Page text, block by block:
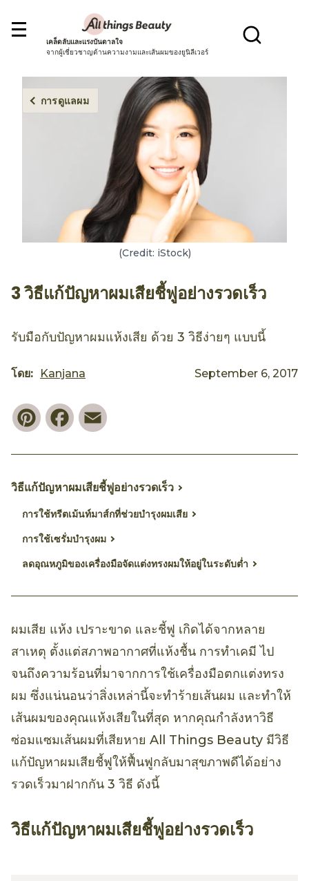
เคล็ดลับและแรงบันดาลใจ
จากผู้เชี่ยวชาญด้านความงามและเส้นผมของยูนิลีเวอร์
การดูแลผม
(Credit: iStock)
3 วิธีแก้ปัญหาผมเสียชี้ฟูอย่างรวดเร็ว
รับมือกับปัญหาผมแห้งเสีย ด้วย 3 วิธีง่ายๆ แบบนี้
โดย: Kanjana September 6, 2017
PinterestFacebook
วิธีแก้ปัญหาผมเสียชี้ฟูอย่างรวดเร็ว
การใช้ทรีตเม้นท์มาส์กที่ช่วยบำรุงผมเสีย
การใช้เซรั่มบำรุงผม
ลดอุณหภูมิของเครื่องมือจัดแต่งทรงผมให้อยู่ในระดับต่ำ
ผมเสีย แห้ง เปราะขาด และชี้ฟู เกิดได้จากหลาย
สาเหตุ ตั้งแต่สภาพอากาศที่แห้งชื้น การทำเคมี ไป
จนถึงความร้อนที่มาจากการใช้เครื่องมือตกแต่งทรง
ผม ซึ่งแน่นอนว่าสิ่งเหล่านี้จะทำร้ายเส้นผม และทำให้
เส้นผมของคุณแห้งเสียในที่สุด หากคุณกำลังหาวิธี
ซ่อมแซมเส้นผมที่เสียหาย All Things Beauty มีวิธี
แก้ปัญหาผมเสียชี้ฟูให้ฟื้นฟูกลับมาสุขภาพดีได้อย่าง
รวดเร็วมาฝากกัน 3 วิธี ดังนี้
วิธีแก้ปัญหาผมเสียชี้ฟูอย่างรวดเร็ว